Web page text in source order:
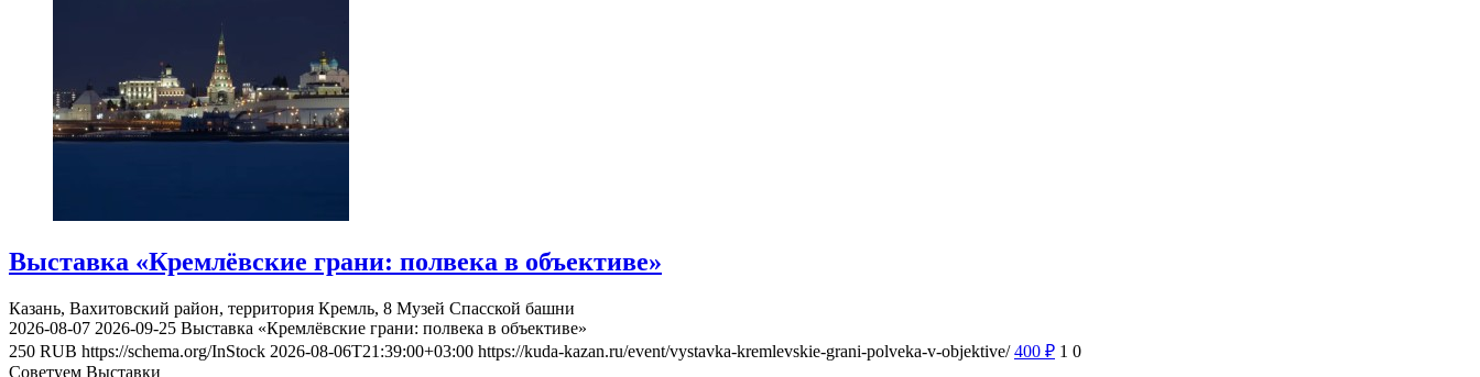
Выставка «Кремлёвские грани: полвека в объективе»
Казань, Вахитовский район, территория Кремль, 8 Музей Спасской башни
2026-08-07 2026-09-25 Выставка «Кремлёвские грани: полвека в объективе»
250 RUB https://schema.org/InStock 2026-08-06T21:39:00+03:00 https://kuda-kazan.ru/event/vystavka-kremlevskie-grani-polveka-v-objektive/ 400 ₽ 1 0
Советуем Выставки